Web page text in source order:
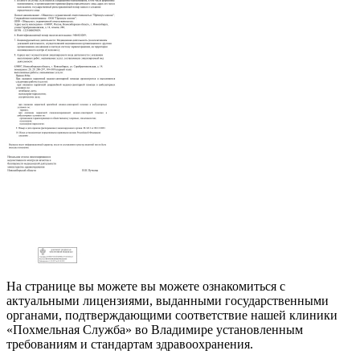
На странице вы можете вы можете ознакомиться с
актуальными лицензиями, выданными государственными
органами, подтверждающими соответствие нашей клиники
«Похмельная Служба» во Владимире установленным
требованиям и стандартам здравоохранения.